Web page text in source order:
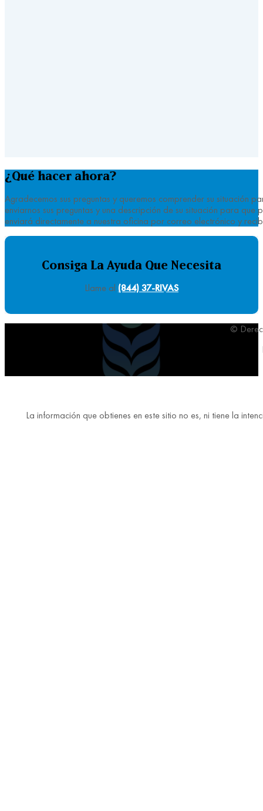
¿Qué hacer ahora?
Agradecemos sus preguntas y queremos comprender su situación
enviarnos sus preguntas y una descripción de su situación para
enviará directamente a nuestra oficina por correo electrónico y
Consiga La Ayuda Que Necesita
Llame al (844) 37-RIVAS
©
La información que obtienes en este sitio no es, ni tiene la